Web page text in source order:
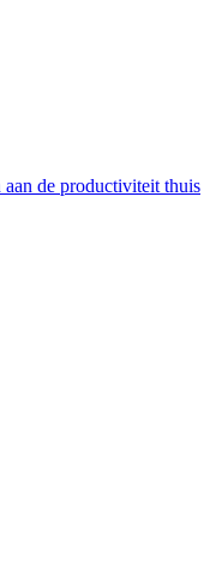
de productiviteit thuis